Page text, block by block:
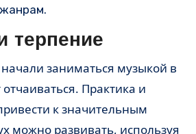
терпение
заниматься музыкой в
отчаиваться. Практика и
к значительным
можно развивать, используя